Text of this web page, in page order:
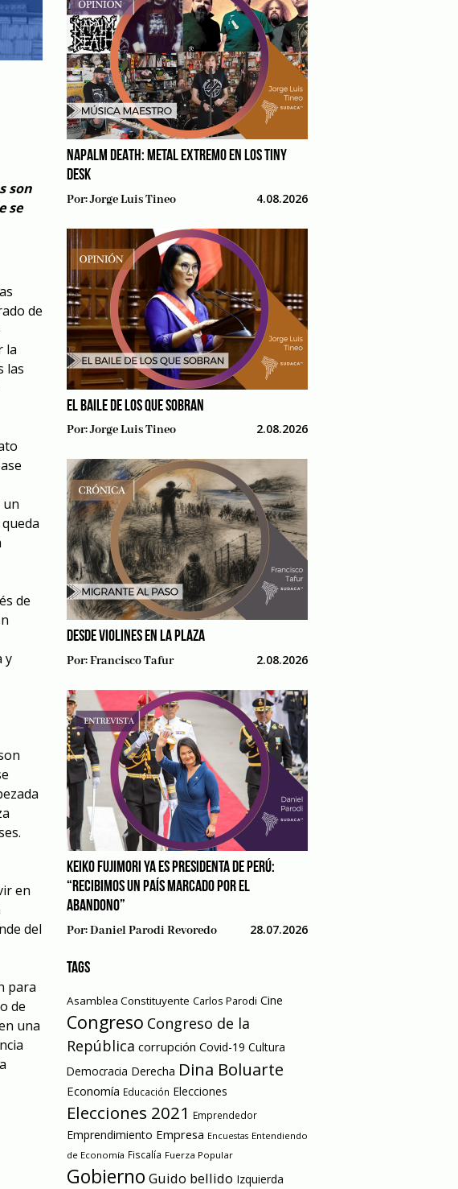
son
se
de
la
las
un
de
y
en
del
para
de
una
NAPALM DEATH: METAL EXTREMO EN LOS TINY
DESK
Por:Jorge Luis Tineo 4.08.2026
EL BAILE DE LOS QUE SOBRAN
Por:Jorge Luis Tineo 2.08.2026
DESDE VIOLINES EN LA PLAZA
Por:Francisco Tafur 2.08.2026
KEIKO FUJIMORI YA ES PRESIDENTA DE PERÚ:
“RECIBIMOS UN PAÍS MARCADO POR EL
ABANDONO”
Por:Daniel Parodi Revoredo 28.07.2026
TAGS
Asamblea Constituyente Carlos Parodi Cine
Congreso Congreso de la
República corrupción Covid-19 Cultura
Democracia Derecha Dina Boluarte
Economía Educación Elecciones
Elecciones 2021 Emprendedor
Emprendimiento Empresa Encuestas Entendiendo
de Economía Fiscalía Fuerza Popular
Gobierno Guido bellido Izquierda